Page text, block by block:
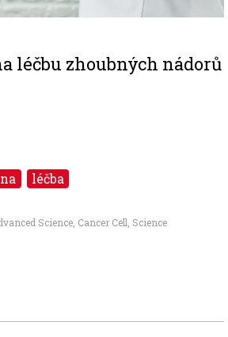
léčbu zhoubných nádorů
léčba
Science Cancer Cell Science